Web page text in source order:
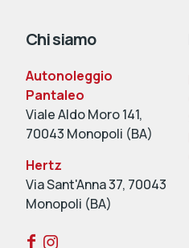
Chi siamo
Autonoleggio
Pantaleo
Viale Aldo Moro 141,
70043 Monopoli (BA)
Hertz
Via Sant'Anna 37, 70043
Monopoli (BA)